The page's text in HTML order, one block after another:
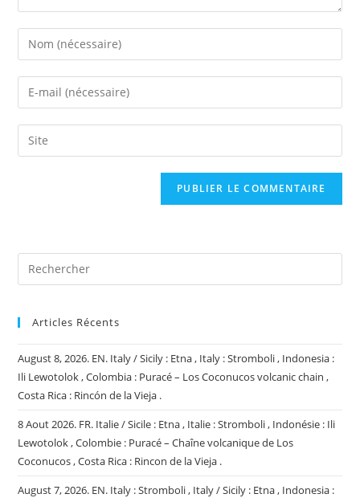
Enter
your
name
comment
Enter
your
email
address
Saisir
l’URL
Articles Récents
August 8, 2026. EN. Italy / Sicily : Etna , Italy : Stromboli , Indonesia :
Ili Lewotolok , Colombia : Puracé – Los Coconucos volcanic chain ,
Costa Rica : Rincón de la Vieja .
8 Aout 2026. FR. Italie / Sicile : Etna , Italie : Stromboli , Indonésie : Ili
Lewotolok , Colombie : Puracé – Chaîne volcanique de Los
Coconucos , Costa Rica : Rincon de la Vieja .
August 7, 2026. EN. Italy : Stromboli , Italy / Sicily : Etna , Indonesia :